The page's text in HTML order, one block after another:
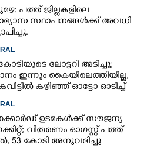
പത്ത് ജില്ലകളിലെ
സ്ഥാപനങ്ങൾക്ക് അവധി
ലോട്ടറി അടിച്ചു;
ഇന്നും കൈയിലെത്തിയില്ല,
കഴിഞ്ഞ് ഓട്ടോ ഓടിച്ച്
ഉടമകൾക്ക് സൗജന്യ
വിതരണം ഓഗസ്റ്റ് പത്ത്
53 കോടി അനുവദിച്ചു